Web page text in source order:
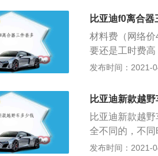
网）
转每分钟。这
与这款发动机
速箱，这种变
种变速箱只是比
挡，也可以控
比亚迪f0离合
材料费（网络
要还是工时费
机和变速箱之
下或松开离合
动机向变速器
随时分离或接
便；外廓尺寸
的分为牙嵌式与
发布时间：2021-
比亚迪新款越
比亚迪新款越
全不同的，不
油版，双模，
发布时间：2021-